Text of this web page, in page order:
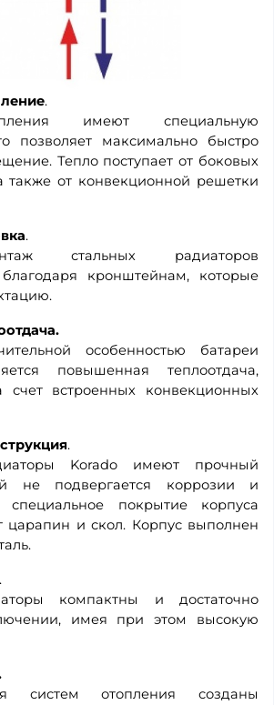
.
имеют специальную
позволяет максимально быстро
Тепло поступает от боковых
также от конвекционной решетки
.
стальных радиаторов
благодаря кронштейнам, которые
особенностью батареи
повышенная теплоотдача,
счет встроенных конвекционных
.
Korado имеют прочный
не подвергается коррозии и
покрытие корпуса
царапин и скол. Корпус выполнен
.
компактны и достаточно
имея при этом высокую
систем отопления созданы